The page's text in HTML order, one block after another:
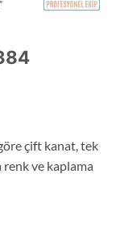
çift kanat, tek
renk ve kaplama